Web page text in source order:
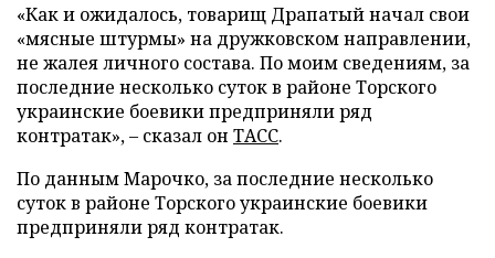
«Как и ожидалось, товарищ Драпатый начал свои
«мясные штурмы» на дружковском направлении,
не жалея личного состава. По моим сведениям, за
последние несколько суток в районе Торского
украинские боевики предприняли ряд
контратак», – сказал он ТАСС.
По данным Марочко, за последние несколько
суток в районе Торского украинские боевики
предприняли ряд контратак.